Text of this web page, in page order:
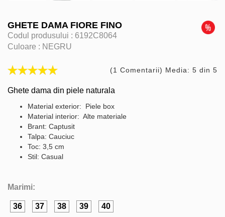
GHETE DAMA FIORE FINO
Codul produsului : 6192C8064
Culoare : NEGRU
(1 Comentarii) Media: 5 din 5
Ghete dama din piele naturala
Material exterior: Piele box
Material interior: Alte materiale
Brant: Captusit
Talpa: Cauciuc
Toc: 3,5 cm
Stil: Casual
Marimi:
36 37 38 39 40